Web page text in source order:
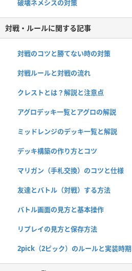
破壊ネメシスの対策
対戦・ルールに関する記事
対戦のコツと勝てない時の対策
対戦ルールと対戦の流れ
クレストとは？解説と注意点
アグロデッキ一覧とアグロの解説
ミッドレンジのデッキ一覧と解説
デッキ構築の作り方とコツ
マリガン（手札交換）のコツと仕様
友達とバトル（対戦）する方法
バトル画面の見方と基本操作
リプレイの見方と保存方法
2pick（2ピック）のルールと実装時期